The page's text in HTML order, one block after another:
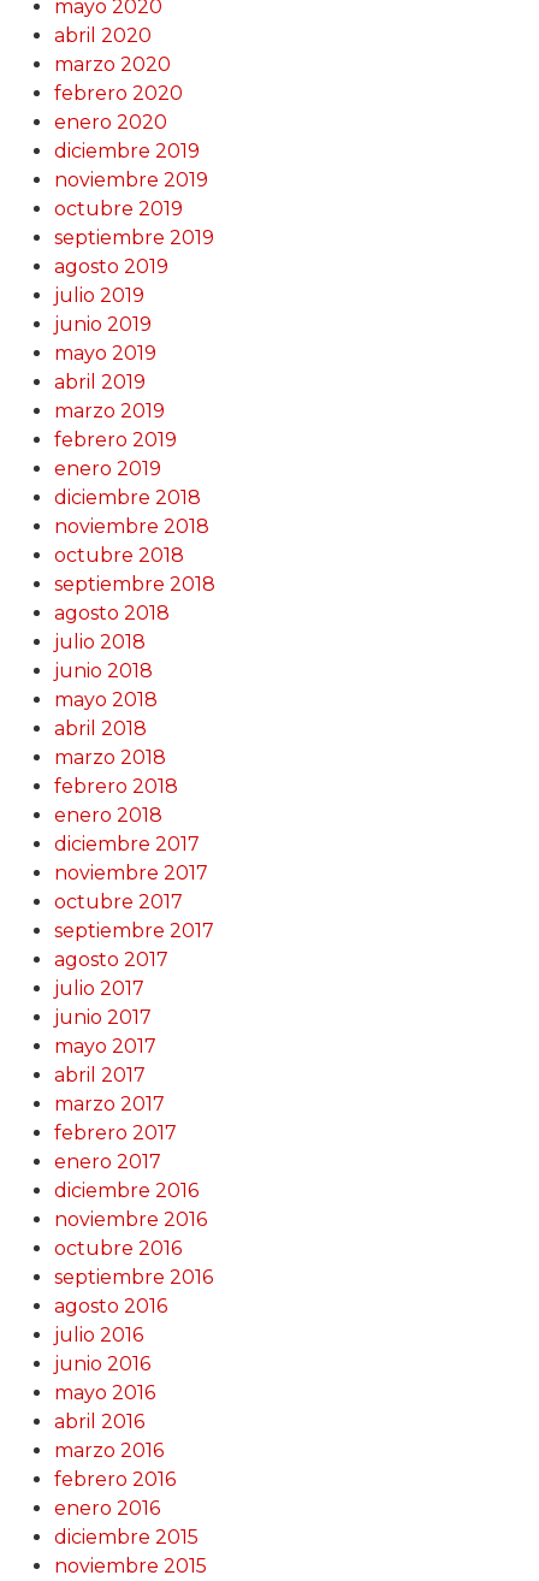
mayo 2020
abril 2020
marzo 2020
febrero 2020
enero 2020
diciembre 2019
noviembre 2019
octubre 2019
septiembre 2019
agosto 2019
julio 2019
junio 2019
mayo 2019
abril 2019
marzo 2019
febrero 2019
enero 2019
diciembre 2018
noviembre 2018
octubre 2018
septiembre 2018
agosto 2018
julio 2018
junio 2018
mayo 2018
abril 2018
marzo 2018
febrero 2018
enero 2018
diciembre 2017
noviembre 2017
octubre 2017
septiembre 2017
agosto 2017
julio 2017
junio 2017
mayo 2017
abril 2017
marzo 2017
febrero 2017
enero 2017
diciembre 2016
noviembre 2016
octubre 2016
septiembre 2016
agosto 2016
julio 2016
junio 2016
mayo 2016
abril 2016
marzo 2016
febrero 2016
enero 2016
diciembre 2015
noviembre 2015